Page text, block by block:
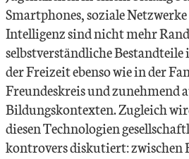
Smartphones, soziale
Intelligenz sind nicht mehr
selbstverständliche Bestandteile
der Freizeit ebenso wie in der
Freundeskreis und zunehmend
Bildungskontexten. Zugleich
diesen Technologien
kontrovers diskutiert: zwischen